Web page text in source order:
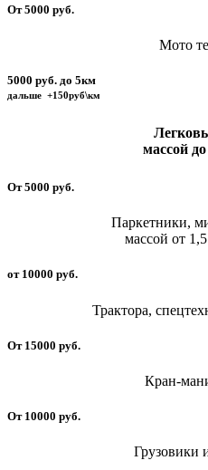
От 5000 руб.
Мото
5000 руб. до 5км
дальше +150руб\км
массой
От 5000 руб.
Паркетники,
массой от
от 10000 руб.
Трактора,
От 15000 руб.
Кран-
От 10000 руб.
Грузовики